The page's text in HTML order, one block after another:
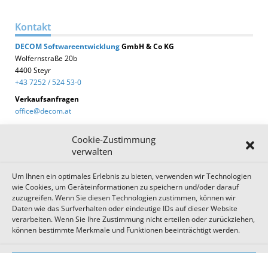
Cookie-Zustimmung
verwalten
Um Ihnen ein optimales Erlebnis zu bieten, verwenden wir Technologien
wie Cookies, um Geräteinformationen zu speichern und/oder darauf
zuzugreifen. Wenn Sie diesen Technologien zustimmen, können wir
Daten wie das Surfverhalten oder eindeutige IDs auf dieser Website
verarbeiten. Wenn Sie Ihre Zustimmung nicht erteilen oder zurückziehen,
können bestimmte Merkmale und Funktionen beeinträchtigt werden.
Kontakt
DECOMSoftwareentwicklungGmbH & Co KG
Wolfernstraße 20b
4400 Steyr
+43 7252 / 524 53-0
Verkaufsanfragen
office@decom.at
DECOM News
Zum Newsletter anmelden!